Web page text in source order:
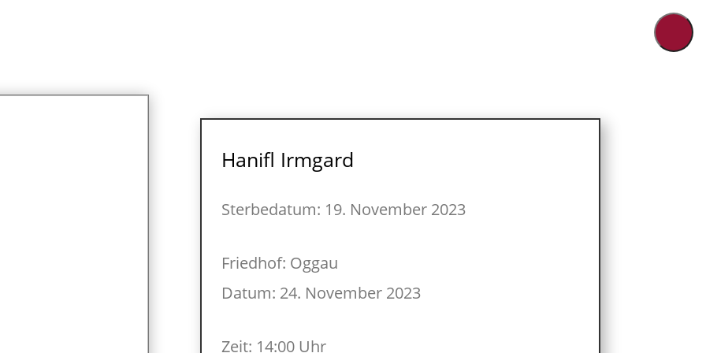
Hanifl Irmgard
Sterbedatum: 19. November 2023
Friedhof: Oggau
Datum: 24. November 2023
Zeit: 14:00 Uhr